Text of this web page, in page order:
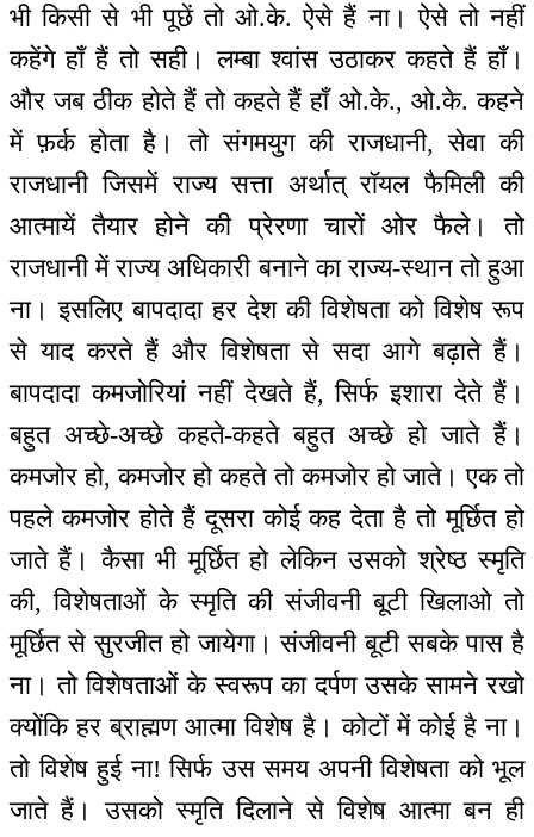
भी किसी से भी पूछें तो ओ.के. ऐसे हैं ना। ऐसे तो नहीं
कहेंगे हाँ हैं तो सही। लम्बा श्वांस उठाकर कहते हैं हाँ।
और जब ठीक होते हैं तो कहते हैं हाँ ओ.के., ओ.के. कहने
में फ़र्क होता है। तो संगमयुग की राजधानी, सेवा की
राजधानी जिसमें राज्य सत्ता अर्थात् रॉयल फैमिली की
आत्मायें तैयार होने की प्रेरणा चारों ओर फैले। तो
राजधानी में राज्य अधिकारी बनाने का राज्य-स्थान तो हुआ
ना। इसलिए बापदादा हर देश की विशेषता को विशेष रूप
से याद करते हैं और विशेषता से सदा आगे बढ़ाते हैं।
बापदादा कमजोरियां नहीं देखते हैं, सिर्फ इशारा देते हैं।
बहुत अच्छे-अच्छे कहते-कहते बहुत अच्छे हो जाते हैं।
कमजोर हो, कमजोर हो कहते तो कमजोर हो जाते। एक तो
पहले कमजोर होते हैं दूसरा कोई कह देता है तो मूर्छित हो
जाते हैं। कैसा भी मूर्छित हो लेकिन उसको श्रेष्ठ स्मृति
की, विशेषताओं के स्मृति की संजीवनी बूटी खिलाओ तो
मूर्छित से सुरजीत हो जायेगा। संजीवनी बूटी सबके पास है
ना। तो विशेषताओं के स्वरूप का दर्पण उसके सामने रखो
क्योंकि हर ब्राह्मण आत्मा विशेष है। कोटों में कोई है ना।
तो विशेष हुई ना! सिर्फ उस समय अपनी विशेषता को भूल
जाते हैं। उसको स्मृति दिलाने से विशेष आत्मा बन ही